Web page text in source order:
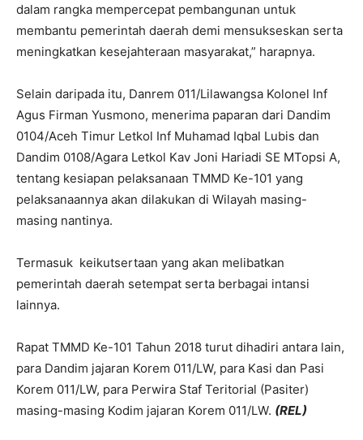
dalam rangka mempercepat pembangunan untuk
membantu pemerintah daerah demi mensukseskan serta
meningkatkan kesejahteraan masyarakat,” harapnya.
Selain daripada itu, Danrem 011/Lilawangsa Kolonel Inf
Agus Firman Yusmono, menerima paparan dari Dandim
0104/Aceh Timur Letkol Inf Muhamad Iqbal Lubis dan
Dandim 0108/Agara Letkol Kav Joni Hariadi SE MTopsi A,
tentang kesiapan pelaksanaan TMMD Ke-101 yang
pelaksanaannya akan dilakukan di Wilayah masing-
masing nantinya.
Termasuk keikutsertaan yang akan melibatkan
pemerintah daerah setempat serta berbagai intansi
lainnya.
Rapat TMMD Ke-101 Tahun 2018 turut dihadiri antara lain,
para Dandim jajaran Korem 011/LW, para Kasi dan Pasi
Korem 011/LW, para Perwira Staf Teritorial (Pasiter)
masing-masing Kodim jajaran Korem 011/LW. (REL)